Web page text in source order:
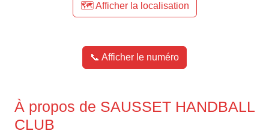
🗺️ Afficher la localisation
📞 Afficher le numéro
À propos de SAUSSET HANDBALL
CLUB